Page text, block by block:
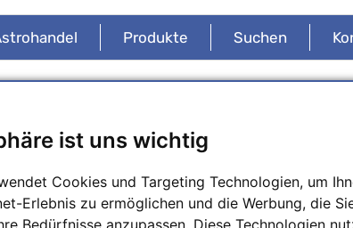
ist uns wichtig
Cookies und Targeting Technologien, um
Erlebnis zu ermöglichen und die Werbung, die
Bedürfnisse anzupassen. Diese Technologien
Produkte Suchen
für die Amateurastronomie und Naturbeobachtung
hat. Sie ist die Hausmarke der deutschen NIMAX GmbH,
Anbieter für Astronomie- und Optikprodukte in Europa.